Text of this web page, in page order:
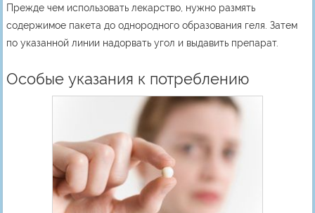
Прежде чем использовать лекарство, нужно размять
содержимое пакета до однородного образования геля. Затем
по указанной линии надорвать угол и выдавить препарат.
Особые указания к потреблению